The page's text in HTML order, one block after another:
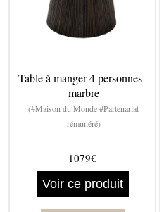
Table à manger 4 personnes -
marbre
(#Maison du Monde #Partenariat
rémunéré)
1079€
Voir ce produit